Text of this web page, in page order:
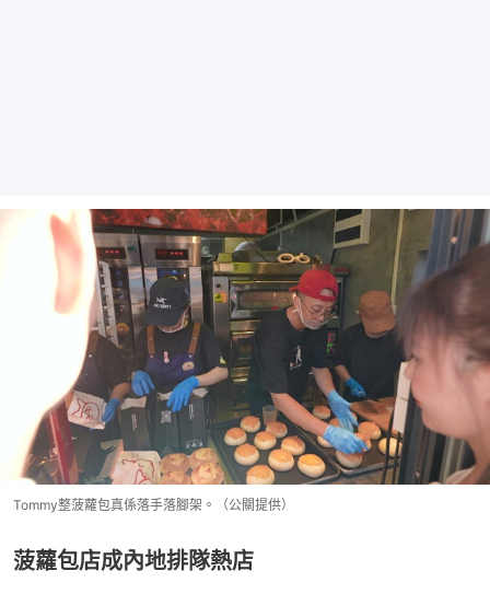
Tommy整菠蘿包真係落手落腳架。（公關提供）
菠蘿包店成內地排隊熱店